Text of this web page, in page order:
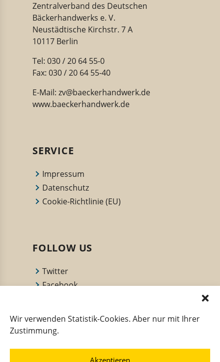
Wir verwenden Statistik-Cookies. Aber nur mit Ihrer
Zustimmung.
Akzeptieren
Zentralverband des Deutschen
Bäckerhandwerks e. V.
Neustädtische Kirchstr. 7 A
10117 Berlin
Tel: 030 / 20 64 55-0
Fax: 030 / 20 64 55-40
E-Mail: zv@baeckerhandwerk.de
www.baeckerhandwerk.de
SERVICE
Impressum
Datenschutz
Cookie-Richtlinie (EU)
FOLLOW US
Twitter
Facebook